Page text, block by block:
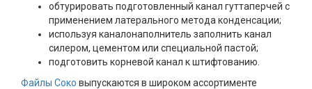
обтурировать подготовленный канал гуттаперчей с
применением латерального метода конденсации;
используя каналонаполнитель заполнить канал
силером, цементом или специальной пастой;
подготовить корневой канал к штифтованию.
Файлы Соко выпускаются в широком ассортименте